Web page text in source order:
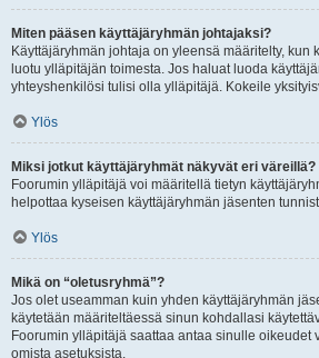
Miten pääsen käyttäjäryhmän johtajaksi?
Käyttäjäryhmän johtaja on yleensä määritelty, kun
luotu ylläpitäjän toimesta. Jos haluat luoda
yhteyshenkilösi tulisi olla ylläpitäjä. Kokeile
Ylös
Miksi jotkut käyttäjäryhmät näkyvät eri väreillä?
Foorumin ylläpitäjä voi määritellä tietyn
helpottaa kyseisen käyttäjäryhmän jäsenten
Ylös
Mikä on “oletusryhmä”?
Jos olet useamman kuin yhden käyttäjäryhmän
käytetään määriteltäessä sinun kohdallasi
Foorumin ylläpitäjä saattaa antaa sinulle oikeudet
omista asetuksista.